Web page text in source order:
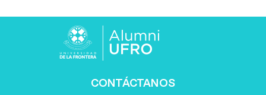
CONTÁCTANOS